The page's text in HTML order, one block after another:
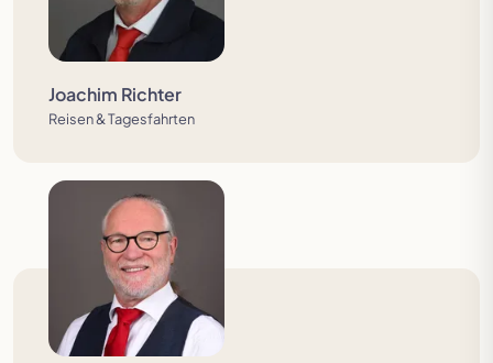
Joachim Richter
Reisen & Tagesfahrten